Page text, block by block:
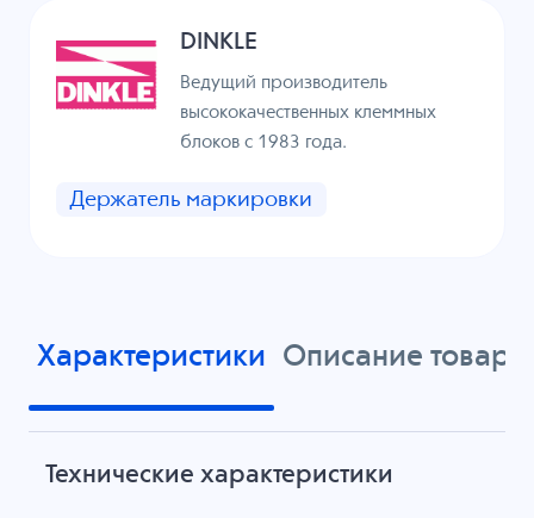
DINKLE
Ведущий производитель
высококачественных клеммных
блоков с 1983 года.
Держатель маркировки
Характеристики Описание товара
Технические характеристики